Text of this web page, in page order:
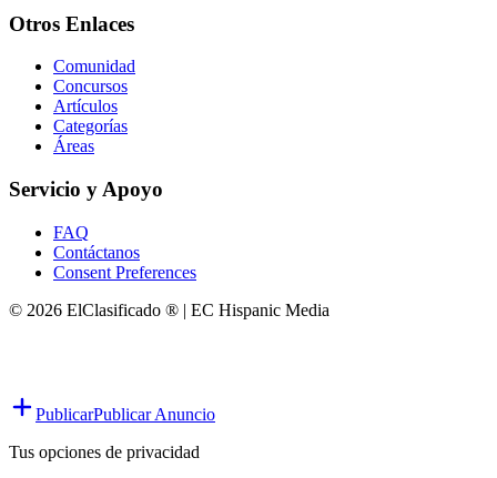
Otros Enlaces
Comunidad
Concursos
Artículos
Categorías
Áreas
Servicio y Apoyo
FAQ
Contáctanos
Consent Preferences
© 2026 ElClasificado ® | EC Hispanic Media
PublicarPublicar Anuncio
Tus opciones de privacidad